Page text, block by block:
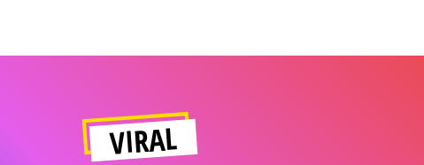
VIRAL